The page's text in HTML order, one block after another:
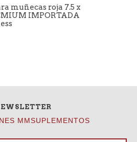
muñecas roja 7.5 x
IMPORTADA
MMSUPLEMENTOS